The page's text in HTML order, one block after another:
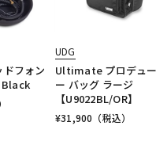
ドフォン
Black
UDG
Ultimate プロデュ
ー バッグ ラージ
【U9022BL/OR】
¥31,900 （税込）